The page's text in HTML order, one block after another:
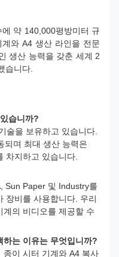
약 140,000평방미터 규
와 A4 생산 라인을 전문
생산 능력을 갖춘 세계 2
습니다.
습니까?
술을 보유하고 있습니다.
되며 최대 생산 능력은
차지하고 있습니다.
Sun Paper 및 Industry를
장비를 사용합니다. 우리
의 비디오를 제공할 수
하는 이유는 무엇입니까?
이 시터 기계와 A4 복사